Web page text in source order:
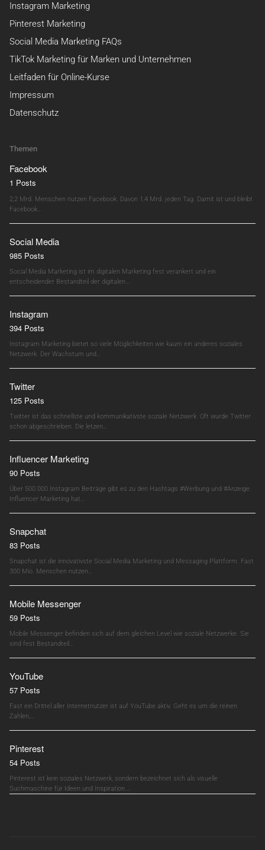
Instagram Marketing
Pinterest Marketing
Social Media Marketing FAQs
TikTok Marketing für Marken und Unternehmen
Leitfaden für Online-Kurse
Impressum
Datenschutz
Themen
Facebook
1 Posts
2,2 Mrd. Menschen nutzen Facebook. Davon 1,4 Mrd. jeden Tag. Damit ist und bleibt
Facebook…
Social Media
985 Posts
Social Media Marketing ist im digitalen Marketing fest verankert und ein
entscheidender Bestandteil der digitalen…
Instagram
394 Posts
Instagram Marketing bietet so viele Möglichkeiten wie kaum ein anderes soziales
Netzwerk. Der Wachstum und…
Twitter
125 Posts
Twitter ist das schnellste und kommunikativste soziale Netzwerk. Oft wurde Twitter
schon abgeschrieben. Die letzen…
Influencer Marketing
90 Posts
Über 500.000 Instagram Beiträge gibt es zu den Hashtags #Werbung und #Anzeige.
Influencer Marketing hat…
Snapchat
83 Posts
Snapchat ist die innovativste Social Media Marketing und Messaging Plattform. Fast
300 Mio. Menschen nutzen…
Mobile Messenger
59 Posts
Mobile Messenger befinden sich auf dem gleichen Level wie soziale Netzwerke. Sie
sind fest Bestandteil…
YouTube
57 Posts
Fast ein Drittel aller Internetnutzer ist auf YouTube aktiv. Geht es um die reinen
Zahlen,…
Pinterest
54 Posts
Pinterest ist kein soziales Netzwerk, sondern bezeichnet sich als visuelle
Suchmaschine für Ideen und Inspiration.…